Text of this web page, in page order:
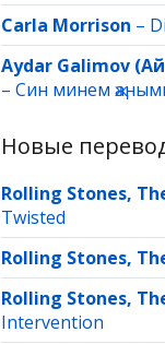
Carla Morrison –
Aydar Galimov
– Син минем
Новые
Rolling Stones,
Twisted
Rolling Stones,
Rolling Stones,
Intervention